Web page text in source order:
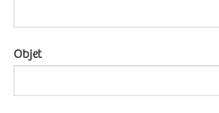
Objet